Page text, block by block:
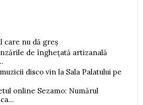
care nu dă greș
de înghețată artizanală
disco vin la Sala Palatului pe
online Sezamo: Numărul